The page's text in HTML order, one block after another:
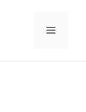
Меню